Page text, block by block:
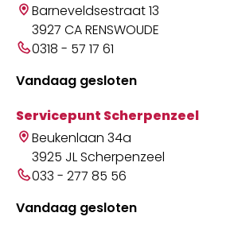
Barneveldsestraat 13
3927 CA RENSWOUDE
0318 - 57 17 61
Vandaag gesloten
Servicepunt Scherpenzeel
Beukenlaan 34a
3925 JL Scherpenzeel
033 - 277 85 56
Vandaag gesloten